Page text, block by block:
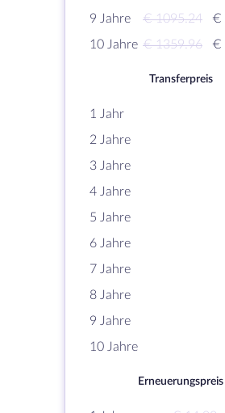
9 Jahre
€ 1095.24
€
10 Jahre € 1359.96 €
Transferpreis
1 Jahr
2 Jahre
3 Jahre
4 Jahre
5 Jahre
6 Jahre
7 Jahre
8 Jahre
9 Jahre
10 Jahre
Erneuerungspreis